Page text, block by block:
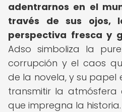
adentrarnos en el
través de sus ojos,
perspectiva fresca y
Adso simboliza la
corrupción y el caos
de la novela, y su
transmitir la atmósfera
que impregna la historia.